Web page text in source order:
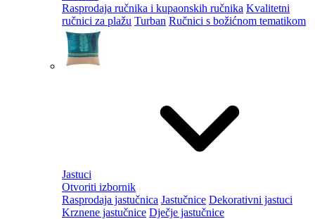
Rasprodaja ručnika i kupaonskih ručnika Kvalitetni
ručnici za plažu Turban Ručnici s božićnom tematikom
Jastuci
Otvoriti izbornik
Rasprodaja jastučnica Jastučnice Dekorativni jastuci
Krznene jastučnice Dječje jastučnice